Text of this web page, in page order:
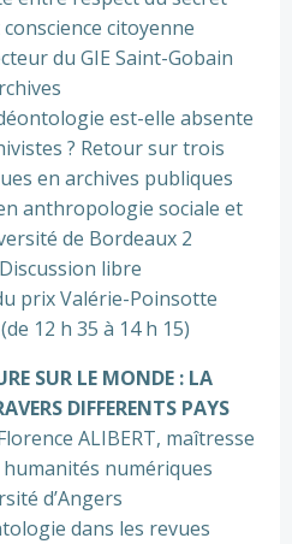
citoyenne
du GIE Saint-Gobain
est-elle absente
? Retour sur trois
en archives publiques
anthropologie sociale et
de Bordeaux 2
libre
prix Valérie-Poinsotte
12 h 35 à 14 h 15)
SUR LE MONDE : LA
DIFFERENTS PAYS
ALIBERT, maîtresse
numériques
d’Angers
dans les revues